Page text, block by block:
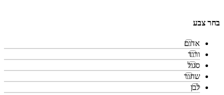
בחר צבע
אדום
ורוד
סגול
שחור
לבן